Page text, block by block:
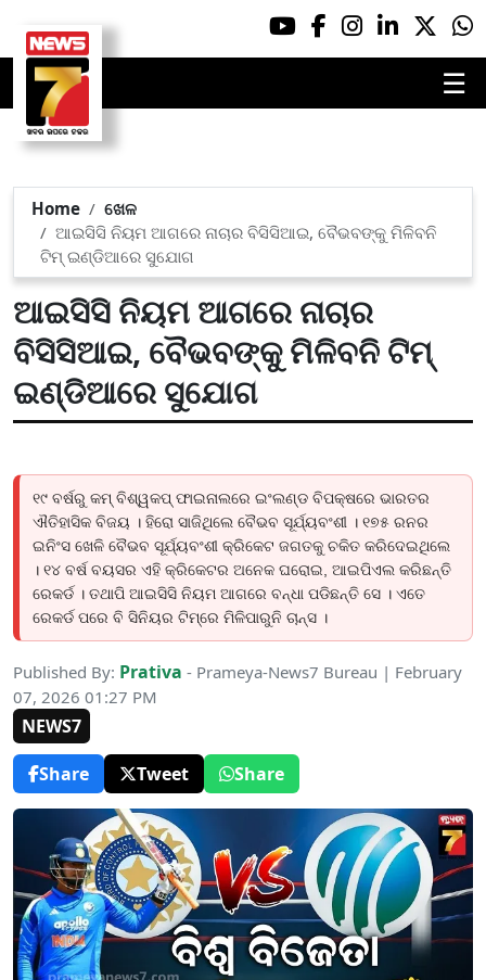
☰
Home
ଖେଳ
ଆଇସିସି ନିୟମ ଆଗରେ ନାଚାର ବିସିସିଆଇ, ବୈଭବଙ୍କୁ ମିଳିବନି
ଟିମ୍ ଇଣ୍ଡିଆରେ ସୁଯୋଗ
ଆଇସିସି ନିୟମ ଆଗରେ ନାଚାର
ବିସିସିଆଇ, ବୈଭବଙ୍କୁ ମିଳିବନି ଟିମ୍
ଇଣ୍ଡିଆରେ ସୁଯୋଗ
୧୯ ବର୍ଷରୁ କମ୍ ବିଶ୍ୱକପ୍ ଫାଇନାଲରେ ଇଂଲଣ୍ଡ ବିପକ୍ଷରେ ଭାରତର
ଐତିହାସିକ ବିଜୟ । ହିରୋ ସାଜିଥିଲେ ବୈଭବ ସୂର୍ଯ୍ୟବଂଶୀ । ୧୭୫ ରନର
ଇନିଂସ ଖେଳି ବୈଭବ ସୂର୍ଯ୍ୟବଂଶୀ କ୍ରିକେଟ ଜଗତକୁ ଚକିତ କରିଦେଇଥିଲେ
। ୧୪ ବର୍ଷ ବୟସର ଏହି କ୍ରିକେଟର ଅନେକ ଘରୋଇ, ଆଇପିଏଲ କରିଛନ୍ତି
ରେକର୍ଡ । ତଥାପି ଆଇସିସି ନିୟମ ଆଗରେ ବନ୍ଧା ପଡିଛନ୍ତି ସେ । ଏତେ
ରେକର୍ଡ ପରେ ବି ସିନିୟର ଟିମ୍‌ରେ ମିଳିପାରୁନି ଚାନ୍ସ ।
Published By: Prativa - Prameya-News7 Bureau | February
07, 2026 01:27 PM
NEWS7
Share
Tweet Share